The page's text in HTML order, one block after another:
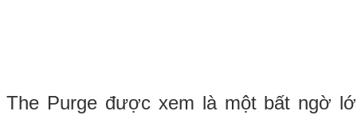
The Purge được xem là một bất ngờ